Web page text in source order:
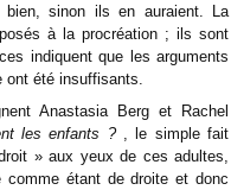
sinon ils en auraient. La
à la procréation ; ils sont
indiquent que les arguments
été insuffisants.
Anastasia Berg et Rachel
les enfants ?, le simple fait
» aux yeux de ces adultes,
comme étant de droite et donc